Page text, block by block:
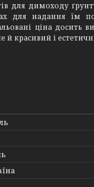
димоходу
для надання їм
ціна досить
й красивий і